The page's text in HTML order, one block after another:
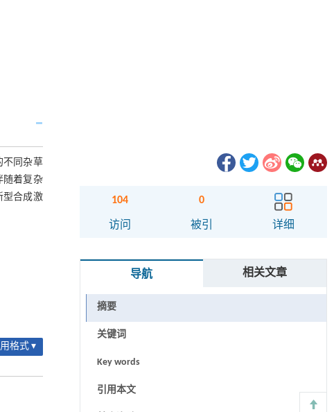
不同杂草
随着复杂
型合成激
格式 ▾
104
访问
0
被引 详细
导航 相关文章
摘要
关键词
Key words
引用本文